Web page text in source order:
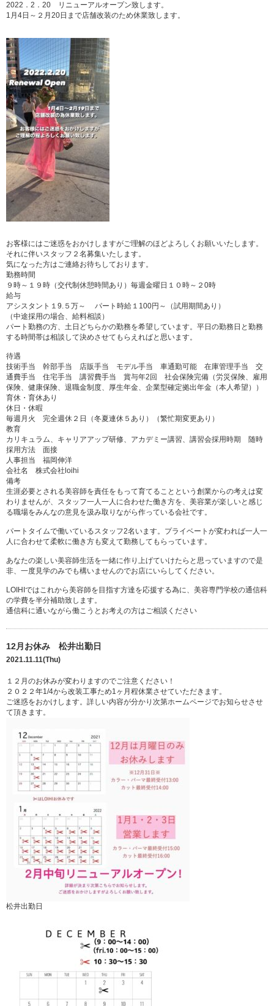
2022．2．20 リニューアルオープン致します。
1月4日～２月20日まで店舗改装のため休業致します。
お客様にはご迷惑をおかけしますがご理解のほどよろしくお願いいたします。
それに伴いスタッフ２名募集いたします。
気になった方はご連絡お待ちしております。
勤務時間
９時～１９時（交代制休憩時間あり）毎週金曜日１０時～２0時
給与
アシスタント１9.５万～ パート時給１100円～（試用期間あり）
（中途採用の場合、給料相談）
パート勤務の方、土日どちらかの勤務を希望しています。平日の勤務日と勤務
する時間帯は相談して決めさせてもらえればと思います。
待遇
技術手当 幹部手当 店販手当 モデル手当 車通勤可能 在庫管理手当 交
通費手当 住宅手当 講習費手当 賞与年2回 社会保険完備（労災保険、雇用
保険、健康保険、退職金制度、厚生年金、企業型確定拠出年金（本人希望））
育休・育休あり
休日・休暇
毎週月火 完全週休２日（冬夏連休５あり）（繁忙期変更あり）
教育
カリキュラム、キャリアアップ研修、アカデミー講習、講習会採用時期 随時
採用方法 面接
人事担当 福岡伸洋
会社名 株式会社loihi
備考
生涯必要とされる美容師を責任をもって育てることという創業からの考えは変
わりませんが、スタッフ一人一人に合わせた働き方を、美容業が楽しいと感じ
る職場をみんなの意見を汲み取りながら作っている会社です。
パートタイムで働いているスタッフ2名います。プライベートが変われば一人一
人に合わせて柔軟に働き方も変えて勤務してもらっています。
あなたの楽しい美容師生活を一緒に作り上げていけたらと思っていますので是
非、一度見学のみでも構いませんのでお店にいらしてください。
LOIHIではこれから美容師を目指す方達を応援する為に、美容専門学校の通信科
の学費を半分補助致します。
通信科に通いながら働こうとお考えの方はご相談ください
12月お休み 松井出勤日
2021.11.11(Thu)
１２月のお休みが変わりますのでご注意ください！
２０２２年1/4から改装工事ため1ヶ月程休業させていただきます。
ご迷惑をおかけします。詳しい内容が分かり次第ホームページでお知らせさせ
て頂きます。
松井出勤日